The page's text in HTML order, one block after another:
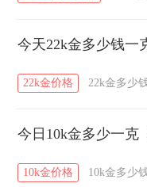
今天22k金多少钱一
22k金价格 22k金多少
今日10k金多少一克
10k金价格 10k金多少